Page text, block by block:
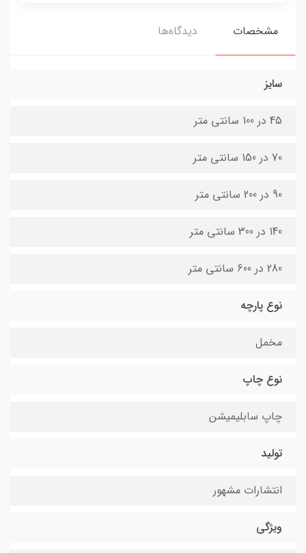
مشخصات دیدگاه‌ها
سایز
45 در 100 سانتی متر
70 در 150 سانتی متر
90 در 200 سانتی متر
140 در 300 سانتی متر
280 در 600 سانتی متر
نوع پارچه
مخمل
نوع چاپ
چاپ سابلیمیشن
تولید
انتشارات مشهور
ویژگی